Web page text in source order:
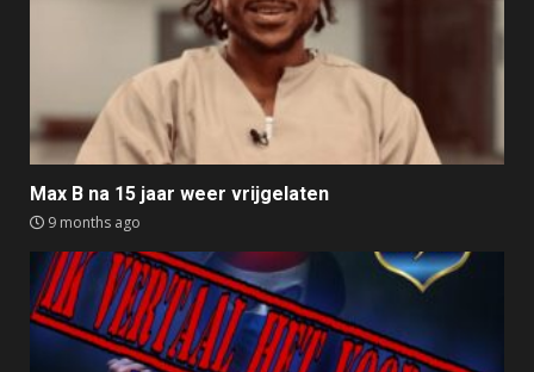
Max B na 15 jaar weer vrijgelaten
9 months ago